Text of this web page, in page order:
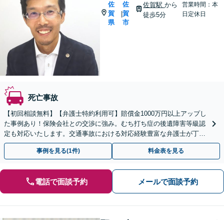
佐
賀
県
|
佐
賀
市
佐賀駅から
徒歩5分
営業時間：本
日定休日
死亡事故
【初回相談無料】【弁護士特約利用可】賠償金1000万円以上アップし
た事例あり！保険会社との交渉に強み。むち打ち症の後遺障害等級認
定も対応いたします。交通事故における対応経験豊富な弁護士が丁寧
にアドバイス！【休日・夜間相談可】【佐賀駅5分】
事例を見る(1件) 料金表を見る
電話で面談予約 メールで面談予約